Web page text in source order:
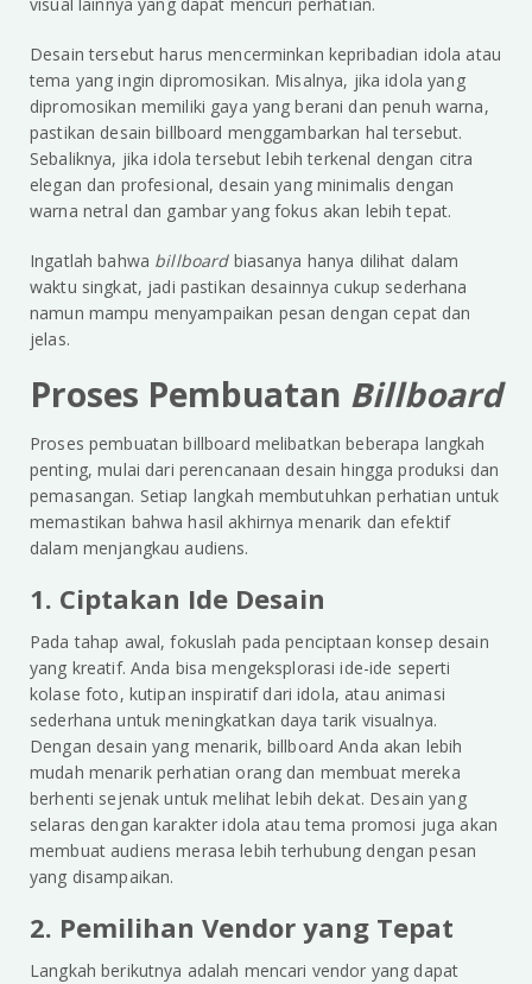
Desain tersebut harus mencerminkan kepribadian idola atau
tema yang ingin dipromosikan. Misalnya, jika idola yang
dipromosikan memiliki gaya yang berani dan penuh warna,
pastikan desain billboard menggambarkan hal tersebut.
Sebaliknya, jika idola tersebut lebih terkenal dengan citra
elegan dan profesional, desain yang minimalis dengan
warna netral dan gambar yang fokus akan lebih tepat.
Ingatlah bahwa billboardbiasanya hanya dilihat dalam
waktu singkat, jadi pastikan desainnya cukup sederhana
namun mampu menyampaikan pesan dengan cepat dan
jelas.
Proses Pembuatan Billboard
Proses pembuatan billboard melibatkan beberapa langkah
penting, mulai dari perencanaan desain hingga produksi dan
pemasangan. Setiap langkah membutuhkan perhatian untuk
memastikan bahwa hasil akhirnya menarik dan efektif
dalam menjangkau audiens.
1. Ciptakan Ide Desain
Pada tahap awal, fokuslah pada penciptaan konsep desain
yang kreatif. Anda bisa mengeksplorasi ide-ide seperti
kolase foto, kutipan inspiratif dari idola, atau animasi
sederhana untuk meningkatkan daya tarik visualnya.
Dengan desain yang menarik, billboard Anda akan lebih
mudah menarik perhatian orang dan membuat mereka
berhenti sejenak untuk melihat lebih dekat. Desain yang
selaras dengan karakter idola atau tema promosi juga akan
membuat audiens merasa lebih terhubung dengan pesan
yang disampaikan.
2. Pemilihan Vendor yang Tepat
Langkah berikutnya adalah mencari vendor yang dapat